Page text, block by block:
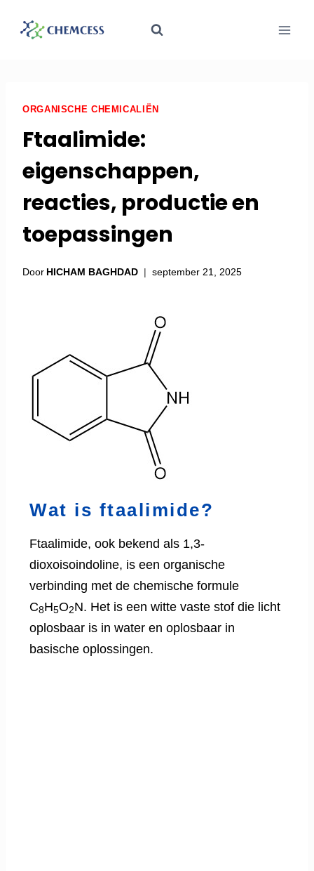
ORGANISCHE CHEMICALIËN
Ftaalimide:
eigenschappen,
reacties, productie en
toepassingen
Door HICHAM BAGHDAD september 21, 2025
Wat is ftaalimide?
Ftaalimide, ook bekend als 1,3-
dioxoisoindoline, is een organische
verbinding met de chemische formule
C8H5O2N. Het is een witte vaste stof die licht
oplosbaar is in water en oplosbaar in
basische oplossingen.